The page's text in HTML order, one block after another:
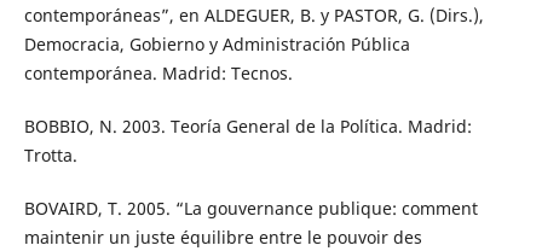
contemporáneas”, en ALDEGUER, B. y PASTOR, G. (Dirs.),
Democracia, Gobierno y Administración Pública
contemporánea. Madrid: Tecnos.
BOBBIO, N. 2003. Teoría General de la Política. Madrid:
Trotta.
BOVAIRD, T. 2005. “La gouvernance publique: comment
maintenir un juste équilibre entre le pouvoir des